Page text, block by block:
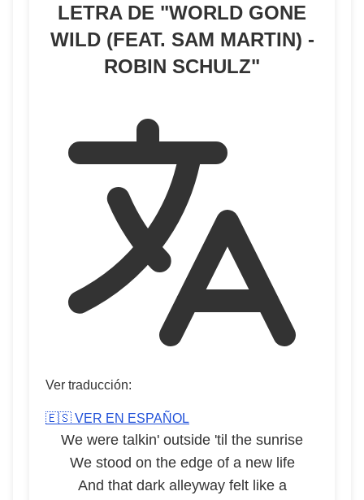
LETRA DE "WORLD GONE
WILD (FEAT. SAM MARTIN) -
ROBIN SCHULZ"
Ver traducción:
🇪🇸 VER EN ESPAÑOL
We were talkin' outside 'til the sunrise
We stood on the edge of a new life
And that dark alleyway felt like a